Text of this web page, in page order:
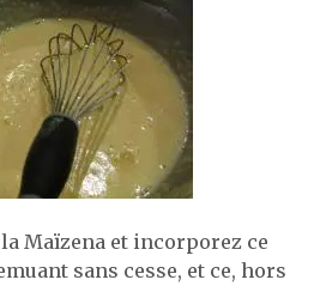
Maïzena et incorporez ce
sans cesse, et ce, hors